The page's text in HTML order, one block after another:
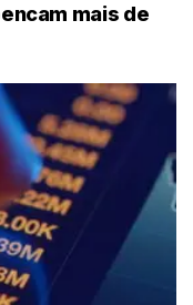
mais de